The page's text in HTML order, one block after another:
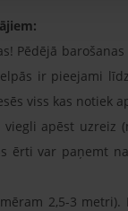
Pēdējā
ir pieejami
viss kas notiek
apēst
var paņemt
2,5-3